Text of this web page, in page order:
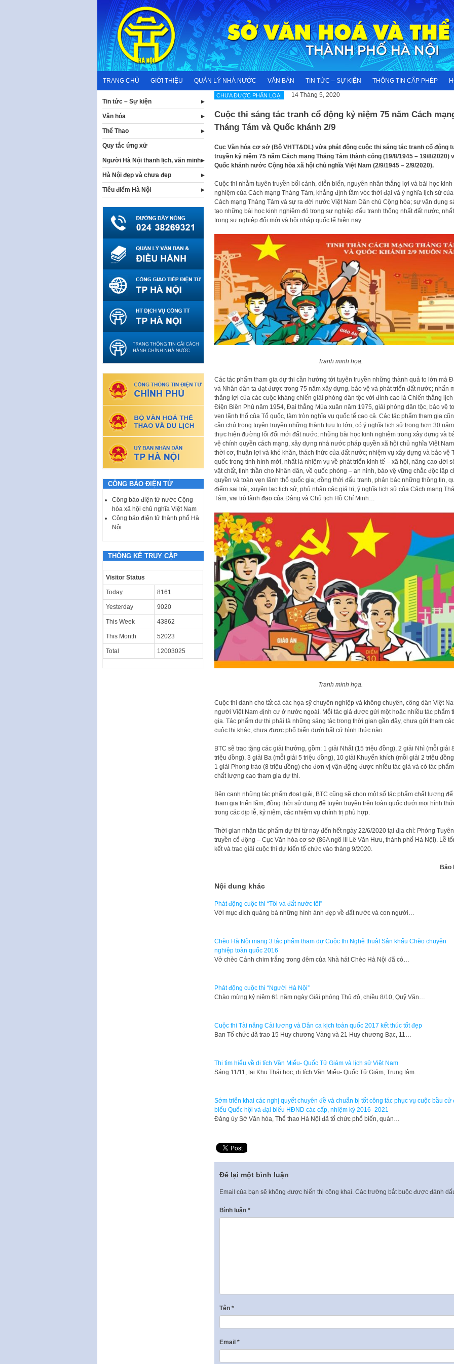
content
TRANG CHỦ GIỚI THIỆU QUẢN LÝ NHÀ NƯỚC VĂN BẢN TIN TỨC – SỰ KIỆN THÔNG TIN CẤP PHÉP
CHƯA ĐƯỢC PHÂN LOẠI 14 Tháng 5, 2020
Cuộc thi sáng tác tranh cổ động kỷ niệm 75 năm Cách
Tháng Tám và Quốc khánh 2/9
Cục Văn hóa cơ sở (Bộ VHTT&DL) vừa phát động cuộc thi sáng tác tranh cổ động
truyền kỷ niệm 75 năm Cách mạng Tháng Tám thành công (19/8/1945 – 19/8/2020)
Quốc khánh nước Cộng hòa xã hội chủ nghĩa Việt Nam (2/9/1945 – 2/9/2020).
Cuộc thi nhằm tuyên truyền bối cảnh, diễn biến, nguyên nhân thắng lợi và bài học kinh
nghiệm của Cách mạng Tháng Tám, khẳng định tầm vóc thời đại và ý nghĩa lịch sử của
Cách mạng Tháng Tám và sự ra đời nước Việt Nam Dân chủ Cộng hòa; sự vận dụng
tạo những bài học kinh nghiệm đó trong sự nghiệp đấu tranh thống nhất đất nước,
trong sự nghiệp đổi mới và hội nhập quốc tế hiện nay.
Tranh minh họa.
Các tác phẩm tham gia dự thi cần hướng tới tuyên truyền những thành quả to lớn mà
và Nhân dân ta đạt được trong 75 năm xây dựng, bảo vệ và phát triển đất nước; nhấn
thắng lợi của các cuộc kháng chiến giải phóng dân tộc với đỉnh cao là Chiến thắng
Điện Biên Phủ năm 1954, Đại thắng Mùa xuân năm 1975, giải phóng dân tộc, bảo vệ
vẹn lãnh thổ của Tổ quốc, làm tròn nghĩa vụ quốc tế cao cả. Các tác phẩm tham gia
cần chú trọng tuyên truyền những thành tựu to lớn, có ý nghĩa lịch sử trong hơn 30 năm
thực hiện đường lối đổi mới đất nước; những bài học kinh nghiệm trong xây dựng và
vệ chính quyền cách mạng, xây dựng nhà nước pháp quyền xã hội chủ nghĩa Việt
thời cơ, thuận lợi và khó khăn, thách thức của đất nước; nhiệm vụ xây dựng và bảo vệ
quốc trong tình hình mới, nhất là nhiệm vụ về phát triển kinh tế – xã hội, nâng cao đời
vật chất, tinh thần cho Nhân dân, về quốc phòng – an ninh, bảo vệ vững chắc độc lập
quyền và toàn vẹn lãnh thổ quốc gia; đồng thời đấu tranh, phản bác những thông tin,
điểm sai trái, xuyên tạc lịch sử, phủ nhận các giá trị, ý nghĩa lịch sử của Cách mạng
Tám, vai trò lãnh đạo của Đảng và Chủ tịch Hồ Chí Minh…
Tranh minh họa.
Cuộc thi dành cho tất cả các họa sỹ chuyên nghiệp và không chuyên, công dân Việt
người Việt Nam định cư ở nước ngoài. Mỗi tác giả được gửi một hoặc nhiều tác phẩm
gia. Tác phẩm dự thi phải là những sáng tác trong thời gian gần đây, chưa gửi tham các
cuộc thi khác, chưa được phổ biến dưới bất cứ hình thức nào.
BTC sẽ trao tặng các giải thưởng, gồm: 1 giải Nhất (15 triệu đồng), 2 giải Nhì (mỗi giải 8
triệu đồng), 3 giải Ba (mỗi giải 5 triệu đồng), 10 giải Khuyến khích (mỗi giải 2 triệu
1 giải Phong trào (8 triệu đồng) cho đơn vị vận động được nhiều tác giả và có tác
chất lượng cao tham gia dự thi.
Bên cạnh những tác phẩm đoạt giải, BTC cũng sẽ chọn một số tác phẩm chất lượng để
tham gia triển lãm, đồng thời sử dụng để tuyên truyền trên toàn quốc dưới mọi hình
trong các dịp lễ, kỷ niệm, các nhiệm vụ chính trị phù hợp.
Thời gian nhận tác phẩm dự thi từ nay đến hết ngày 22/6/2020 tại địa chỉ: Phòng Tuyên
truyền cổ động – Cục Văn hóa cơ sở (86A ngõ III Lê Văn Hưu, thành phố Hà Nội). Lễ
kết và trao giải cuộc thi dự kiến tổ chức vào tháng 9/2020.
Bảo
Nội dung khác
Phát động cuộc thi “Tôi và đất nước tôi”
​Với mục đích quảng bá những hình ảnh đẹp về đất nước và con người…
Chèo Hà Nội mang 3 tác phẩm tham dự Cuộc thi Nghệ thuật Sân khấu Chèo chuyên
nghiệp toàn quốc 2016
Vở chèo Cánh chim trắng trong đêm của Nhà hát Chèo Hà Nội đã có…
Phát động cuộc thi “Người Hà Nội”
​Chào mừng kỷ niệm 61 năm ngày Giải phóng Thủ đô, chiều 8/10, Quỹ Văn…
Cuộc thi Tài năng Cải lương và Dân ca kịch toàn quốc 2017 kết thúc tốt đẹp
Ban Tổ chức đã trao 15 Huy chương Vàng và 21 Huy chương Bạc, 11…
Thi tìm hiểu về di tích Văn Miếu- Quốc Tử Giám và lịch sử Việt Nam
​Sáng 11/11, tại Khu Thái học, di tích Văn Miếu- Quốc Tử Giám, Trung tâm…
Sớm triển khai các nghị quyết chuyên đề và chuẩn bị tốt công tác phục vụ cuộc bầu cử
biểu Quốc hội và đại biểu HĐND các cấp, nhiệm kỳ 2016- 2021
Đảng ủy Sở Văn hóa, Thể thao Hà Nội đã tổ chức phổ biến, quán…
Để lại một bình luận
Email của bạn sẽ không được hiển thị công khai. Các trường bắt buộc được đánh
Bình luận *
Tên *
Email *
Tin tức – Sự kiện
Văn hóa
Thể Thao
Quy tắc ứng xử
Người Hà Nội thanh lịch, văn minh
Hà Nội đẹp và chưa đẹp
Tiêu điểm Hà Nội
CÔNG BÁO ĐIỆN TỬ
Công báo điện tử nước Cộng
hòa xã hội chủ nghĩa Việt Nam
Công báo điện tử thành phố Hà
Nội
THỐNG KÊ TRUY CẬP
Visitor Status
Today 8161
Yesterday 9020
This Week 43862
This Month 52023
Total 12003025